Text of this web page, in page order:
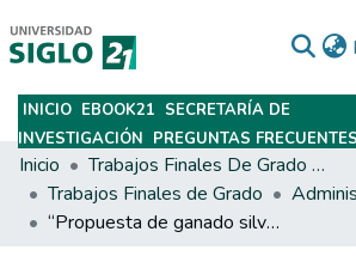
Subir
INICIO EBOOK21 SECRETARÍA DE
INVESTIGACIÓN PREGUNTAS FRECUENTES
Inicio
Trabajos Finales De Grado Y Posgrado
Trabajos Finales de Grado
“Propuesta de ganado silvopastoril para la utilización de áreas reservadas a la forestación, en las zonas rurales de Las Acequias y Adelia María, Departamento Río Cuarto, provincia de Córdoba, Argentina. Año 2020”